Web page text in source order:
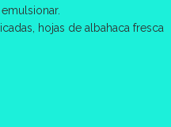
hojas de albahaca fresca